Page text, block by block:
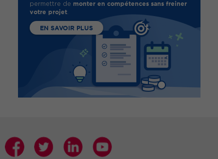
permettre de monter en compétences sans freiner
votre projet.
EN SAVOIR PLUS